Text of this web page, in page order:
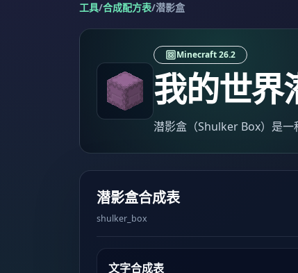
工具/合成配方表/潜影盒
Minecraft 26.2
我的世界
潜影盒（Shulker Box）是一
潜影盒合成表
shulker_box
文字合成表